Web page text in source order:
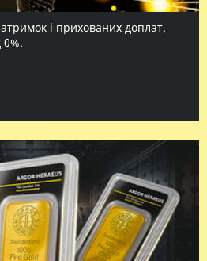
і прихованих доплат.